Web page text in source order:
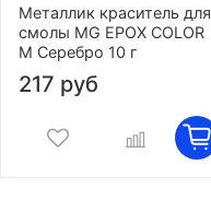
Металлик краситель для
смолы MG EPOX COLOR
M Серебро 10 г
217 руб